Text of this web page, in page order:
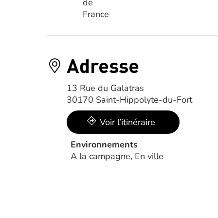
Adresse
13 Rue du Galatras
30170 Saint-Hippolyte-du-Fort
Voir l’itinéraire
Environnements
A la campagne, En ville